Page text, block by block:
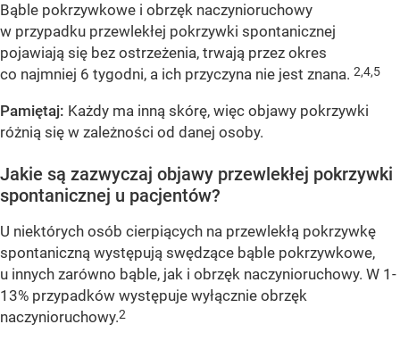
Bąble pokrzywkowe i obrzęk naczynioruchowy
w przypadku przewlekłej pokrzywki spontanicznej
pojawiają się bez ostrzeżenia, trwają przez okres
co najmniej 6 tygodni, a ich przyczyna nie jest znana. 2,4,5
Pamiętaj: Każdy ma inną skórę, więc objawy pokrzywki
różnią się w zależności od danej osoby.
Jakie są zazwyczaj objawy przewlekłej pokrzywki
spontanicznej u pacjentów?
U niektórych osób cierpiących na przewlekłą pokrzywkę
spontaniczną występują swędzące bąble pokrzywkowe,
u innych zarówno bąble, jak i obrzęk naczynioruchowy. W 1-
13% przypadków występuje wyłącznie obrzęk
naczynioruchowy.2